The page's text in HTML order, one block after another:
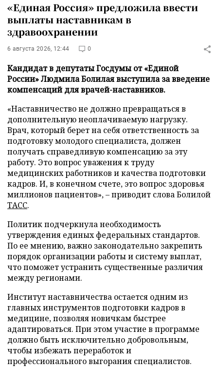
«Единая Россия» предложила ввести
выплаты наставникам в
здравоохранении
6 августа 2026, 12:44 0
Кандидат в депутаты Госдумы от «Единой
России» Людмила Болилая выступила за введение
компенсаций для врачей-наставников.
«Наставничество не должно превращаться в
дополнительную неоплачиваемую нагрузку.
Врач, который берет на себя ответственность за
подготовку молодого специалиста, должен
получать справедливую компенсацию за эту
работу. Это вопрос уважения к труду
медицинских работников и качества подготовки
кадров. И, в конечном счете, это вопрос здоровья
миллионов пациентов», – приводит слова Болилой
ТАСС.
Политик подчеркнула необходимость
утверждения единых федеральных стандартов.
По ее мнению, важно законодательно закрепить
порядок организации работы и систему выплат,
что поможет устранить существенные различия
между регионами.
Институт наставничества остается одним из
главных инструментов подготовки кадров в
медицине, позволяя новичкам быстрее
адаптироваться. При этом участие в программе
должно быть исключительно добровольным,
чтобы избежать переработок и
профессионального выгорания специалистов.